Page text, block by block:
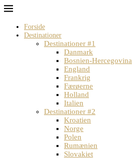
Forside
Destinationer
Destinationer #1
Danmark
Bosnien-Hercegovina
England
Frankrig
Færøerne
Holland
Italien
Destinationer #2
Kroatien
Norge
Polen
Rumænien
Slovakiet